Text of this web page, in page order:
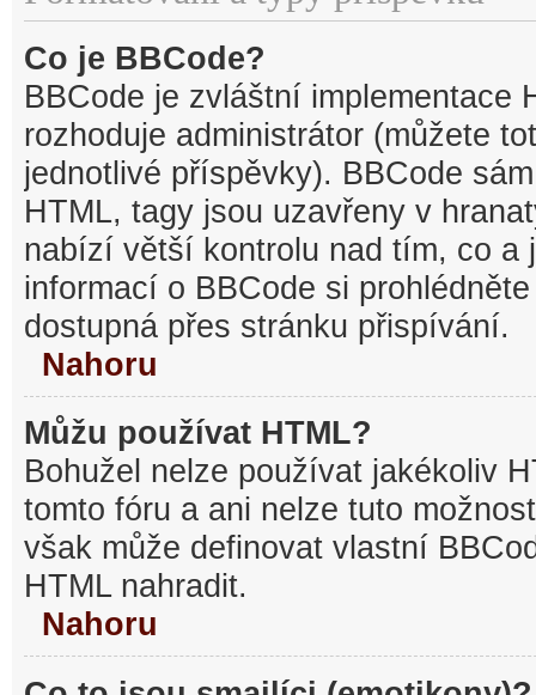
Co je BBCode?
BBCode je zvláštní implementace
rozhoduje administrátor (můžete
jednotlivé příspěvky). BBCode
HTML, tagy jsou uzavřeny v
nabízí větší kontrolu nad tím, co a
informací o BBCode si
dostupná přes stránku přispívání.
Nahoru
Můžu používat HTML?
Bohužel nelze používat jakékoliv
tomto fóru a ani nelze tuto
však může definovat vlastní
HTML nahradit.
Nahoru